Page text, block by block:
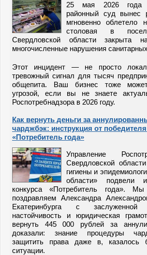
25 мая 2026 года
районный суд вынес
мгновенно облетело
столовая в
Свердловской области закрыта
многочисленные нарушения
Этот инцидент — не просто
тревожный сигнал для тысяч
общепита. Ваш бизнес тоже
угрозой, если вы не знаете
Роспотребнадзора в 2026 году.
Как вернуть деньги за
чарджбэк: инструкция от
«Потребитель года»
Управление
Свердловской
гигиены и
области» подвели
конкурса «Потребитель года».
поздравляем Александра
Екатеринбурга с
настойчивость и юридическая
вернуть 445 000 рублей за
доказали: знание процедуры
защитить права даже в, казалось
ситуации.